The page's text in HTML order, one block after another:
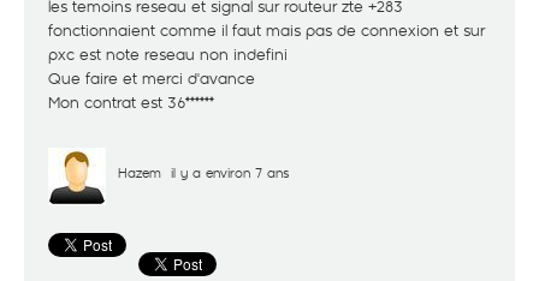
les temoins reseau et signal sur routeur zte +283
fonctionnaient comme il faut mais pas de connexion et sur
pxc est note reseau non indefini
Que faire et merci d'avance
Mon contrat est 36******
Hazem il y a environ 7 ans